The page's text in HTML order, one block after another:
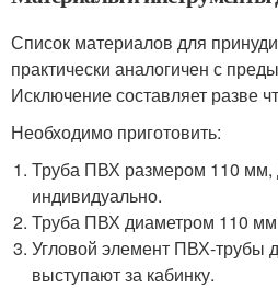
Список материалов для
практически аналогичен с
Исключение составляет разве
Необходимо приготовить:
Труба ПВХ размером 110 мм,
индивидуально.
Труба ПВХ диаметром 110
Угловой элемент ПВХ-трубы
выступают за кабинку.